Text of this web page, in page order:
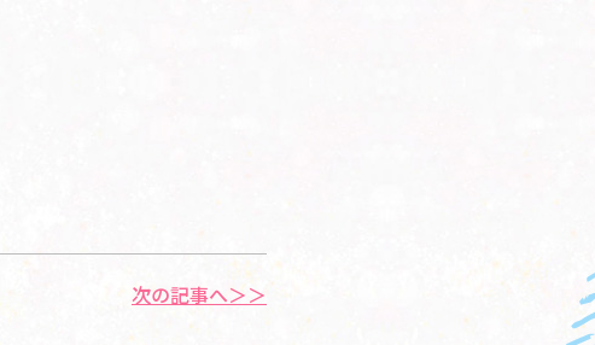
次の記事へ＞＞